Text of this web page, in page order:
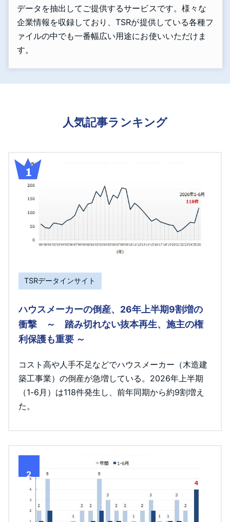
データを抽出してご提供するサービスです。様々な
企業情報を収録しており、TSRが提供している各種フ
ァイルの中でも一番幅広い用途にお使いいただけま
す。
人気記事ランキング
TSRデータインサイト
ハウスメーカーの倒産、26年上半期9割増の
衝撃 ～ 踏み切れない抜本再生、施主の権
利保護も重要 ～
コスト高や人手不足などでハウスメーカー（木造建
築工事業）の倒産が急増している。2026年上半期
（1-6月）は118件発生し、前年同期から約9割増え
た。
2